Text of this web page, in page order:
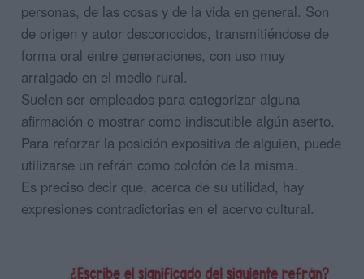
personas, de las cosas y de la vida en general. Son
de origen y autor desconocidos, transmitiéndose de
forma oral entre generaciones, con uso muy
arraigado en el medio rural.
Suelen ser empleados para categorizar alguna
afirmación o mostrar como indiscutible algún aserto.
Para reforzar la posición expositiva de alguien, puede
utilizarse un refrán como colofón de la misma.
Es preciso decir que, acerca de su utilidad, hay
expresiones contradictorias en el acervo cultural.